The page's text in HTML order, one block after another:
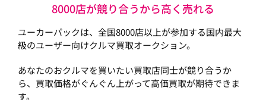
8000店が競り合うから高く売れる
ユーカーパックは、全国8000店以上が参加する国内最大
級のユーザー向けクルマ買取オークション。
あなたのおクルマを買いたい買取店同士が競り合うか
ら、買取価格がぐんぐん上がって高価買取が期待できま
す。